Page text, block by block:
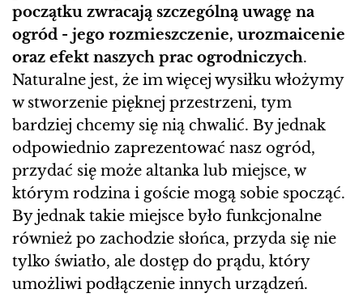
początku zwracają szczególną uwagę na
ogród - jego rozmieszczenie, urozmaicenie
oraz efekt naszych prac ogrodniczych.
Naturalne jest, że im więcej wysiłku włożymy
w stworzenie pięknej przestrzeni, tym
bardziej chcemy się nią chwalić. By jednak
odpowiednio zaprezentować nasz ogród,
przydać się może altanka lub miejsce, w
którym rodzina i goście mogą sobie spocząć.
By jednak takie miejsce było funkcjonalne
również po zachodzie słońca, przyda się nie
tylko światło, ale dostęp do prądu, który
umożliwi podłączenie innych urządzeń.